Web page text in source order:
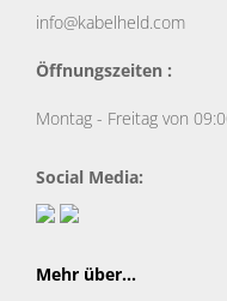
info@kabelheld.com
Öffnungszeiten :
Montag - Freitag von
Social Media:
Mehr über...